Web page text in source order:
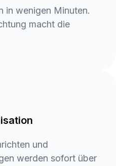
in wenigen Minuten.
macht die
und
werden sofort über